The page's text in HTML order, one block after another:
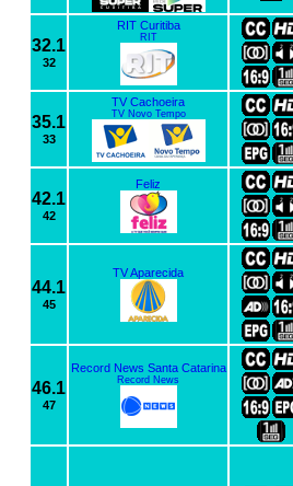
32.1
32
RIT Curitiba
RIT
35.1
33
TV Cachoeira
TV Novo Tempo
42.1
42
Feliz
44.1
45
TV Aparecida
46.1
47
Record News Santa Catarina
Record News